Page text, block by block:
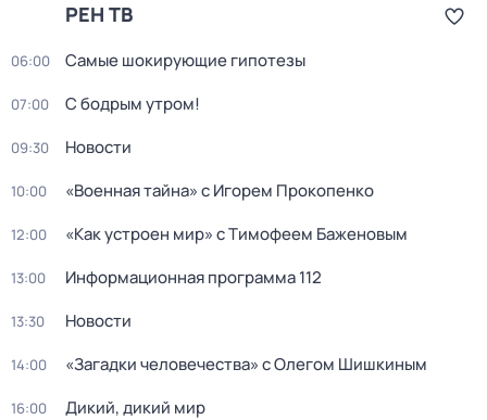
РЕН ТВ
06:00 Самые шoкиpующие гипотезы
07:00 С бодрым утром!
09:30 Новости
10:00 «Военная тайна» с Игорем Прокопенко
12:00 «Как устроен мир» с Тимофеем Баженовым
13:00 Информационная программа 112
13:30 Новости
14:00 «Загадки человечества» с Олегом Шишкиным
16:00 Дикий, дикий мир